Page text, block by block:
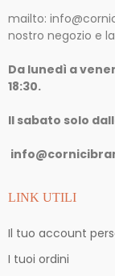
mailto:
nostro negozio e
Da lunedì a
18:30.
Il sabato solo
LINK UTILI
Il tuo account
I tuoi ordini